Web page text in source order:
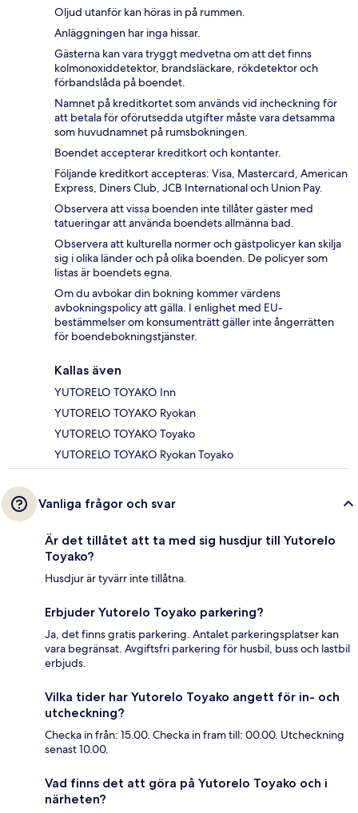
Oljud utanför kan höras in på rummen.
Anläggningen har inga hissar.
Gästerna kan vara tryggt medvetna om att det finns
kolmonoxiddetektor, brandsläckare, rökdetektor och
förbandslåda på boendet.
Namnet på kreditkortet som används vid incheckning för
att betala för oförutsedda utgifter måste vara detsamma
som huvudnamnet på rumsbokningen.
Boendet accepterar kreditkort och kontanter.
Följande kreditkort accepteras: Visa, Mastercard, American
Express, Diners Club, JCB International och Union Pay.
Observera att vissa boenden inte tillåter gäster med
tatueringar att använda boendets allmänna bad.
Observera att kulturella normer och gästpolicyer kan skilja
sig i olika länder och på olika boenden. De policyer som
listas är boendets egna.
Om du avbokar din bokning kommer värdens
avbokningspolicy att gälla. I enlighet med EU-
bestämmelser om konsumenträtt gäller inte ångerrätten
för boendebokningstjänster.
Kallas även
YUTORELO TOYAKO Inn
YUTORELO TOYAKO Ryokan
YUTORELO TOYAKO Toyako
YUTORELO TOYAKO Ryokan Toyako
Vanliga frågor och svar
Är det tillåtet att ta med sig husdjur till Yutorelo
Toyako?
Husdjur är tyvärr inte tillåtna.
Erbjuder Yutorelo Toyako parkering?
Ja, det finns gratis parkering. Antalet parkeringsplatser kan
vara begränsat. Avgiftsfri parkering för husbil, buss och lastbil
erbjuds.
Vilka tider har Yutorelo Toyako angett för in- och
utcheckning?
Checka in från: 15.00. Checka in fram till: 00.00. Utcheckning
senast 10.00.
Vad finns det att göra på Yutorelo Toyako och i
närheten?